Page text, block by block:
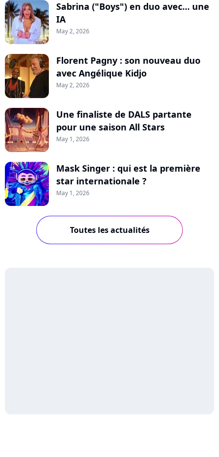
Sabrina ("Boys") en duo avec... une
IA
May 2, 2026
Florent Pagny : son nouveau duo
avec Angélique Kidjo
May 2, 2026
Une finaliste de DALS partante
pour une saison All Stars
May 1, 2026
Mask Singer : qui est la première
star internationale ?
May 1, 2026
Toutes les actualités